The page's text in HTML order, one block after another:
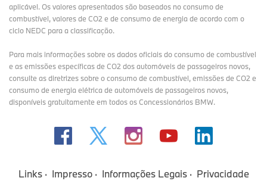
aplicável. Os valores apresentados são baseados no consumo de
combustível, valores de CO2 e de consumo de energia de acordo com o
ciclo NEDC para a classificação.
Para mais informações sobre os dados oficiais do consumo de combustível
e as emissões específicas de CO2 dos automóveis de passageiros novos,
consulte as diretrizes sobre o consumo de combustível, emissões de CO2 e
consumo de energia elétrica de automóveis de passageiros novos,
disponíveis gratuitamente em todos os Concessionários BMW.
Links Impresso Informações Legais
Privacidade